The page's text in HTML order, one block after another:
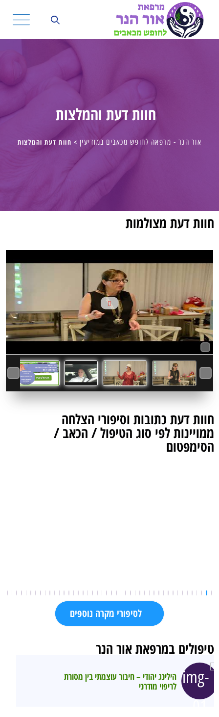
חוות דעת והמלצות
אור הנר - מרפאה לחופש מכאבים במודיעין > חוות דעת והמלצות
חוות דעת מצולמות
חוות דעת כתובות וסיפורי הצלחה
ממויינות לפי סוג הטיפול / הכאב /
הסימפטום
יפנית
לסיפורי מקרה נוספים
טיפולים במרפאת אור הנר
הילינג יהודי – חיבור עוצמתי בין מסורת
לריפוי מודרני